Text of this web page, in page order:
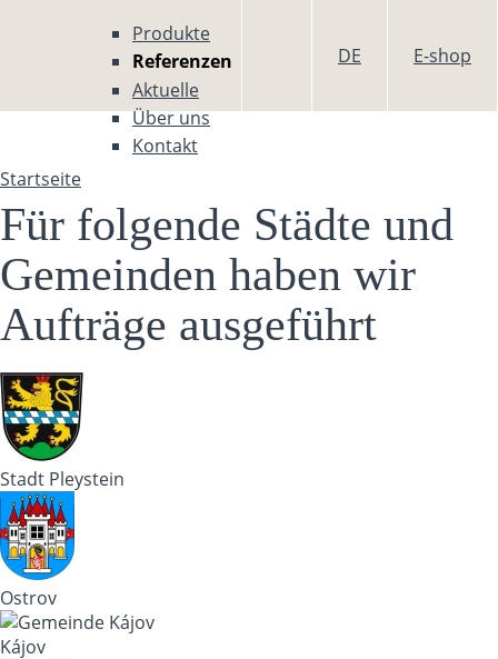
Produkte
Referenzen
Aktuelle
Über uns
Kontakt
DE E-shop
Sie sind hier
Startseite
Für folgende Städte und
Gemeinden haben wir
Aufträge ausgeführt
Stadt Pleystein
Ostrov
Kájov